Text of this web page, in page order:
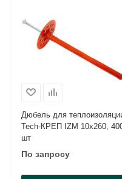
Дюбель для
Tech-КРЕП IZM 10x260,
шт
По запросу